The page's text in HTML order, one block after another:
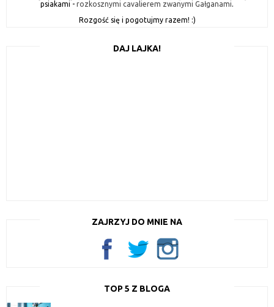
psiakami - rozkosznymi cavalierem zwanymi Gałganami.
Rozgość się i pogotujmy razem! :)
DAJ LAJKA!
ZAJRZYJ DO MNIE NA
TOP 5 Z BLOGA